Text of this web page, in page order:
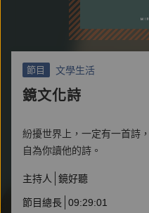
節目 文學生活
鏡文化詩
紛擾世界上，一定有一首詩
自為你讀他的詩。
主持人 鏡好聽
節目總長 09:29:01